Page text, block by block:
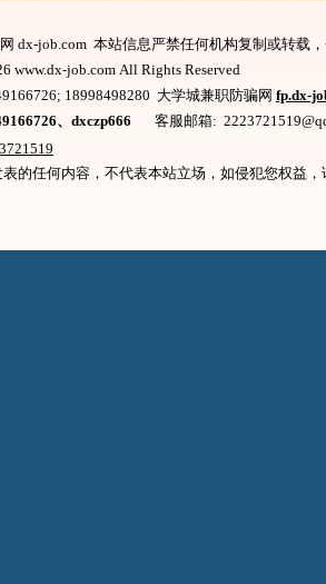
dx-job.com 本站信息严禁任何机构复制或转载
job.com All Rights Reserved
18998498280 大学城兼职防骗网 fp.dx-
、dxczp666 客服邮箱:
的任何内容，不代表本站立场，如侵犯您权益